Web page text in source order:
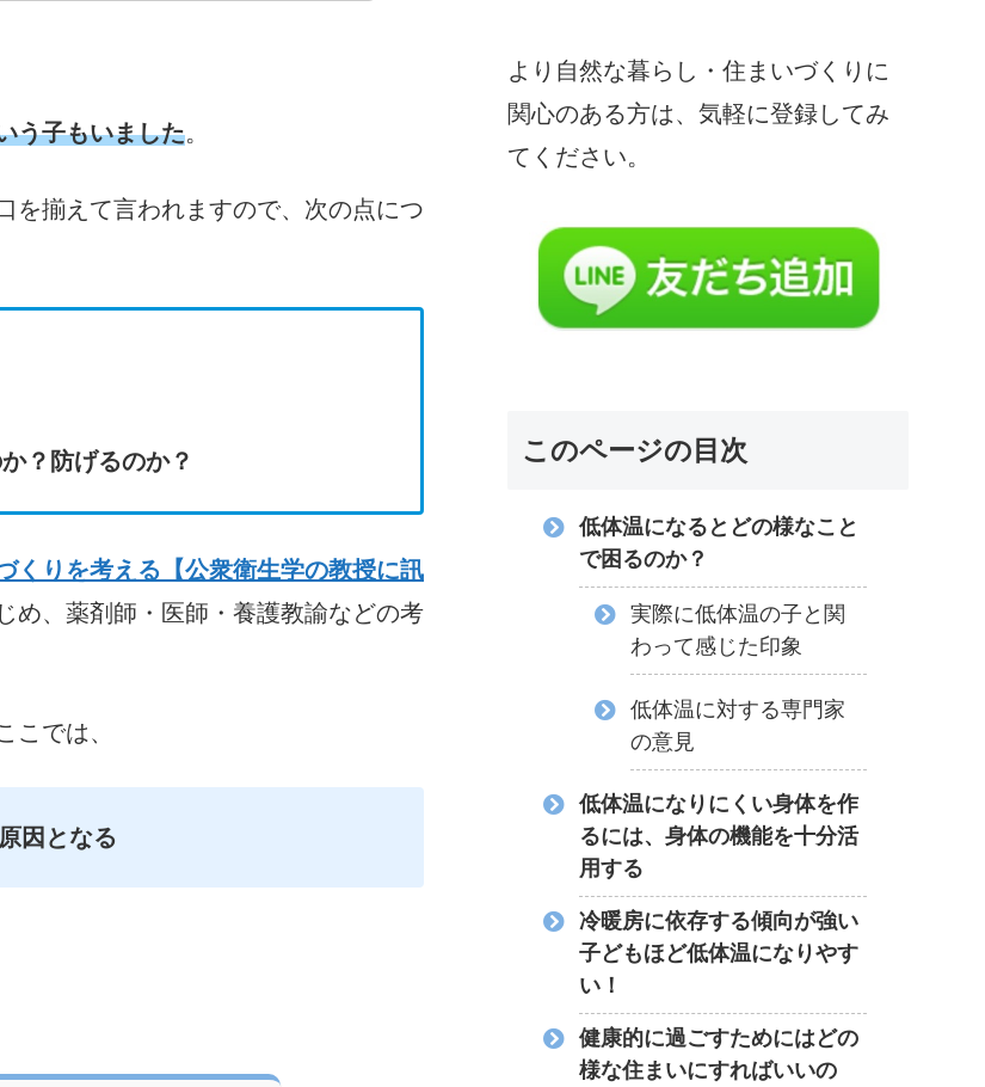
う子もいました。
を揃えて言われますので、次の点につ
？防げるのか？
くりを考える【公衆衛生学の教授に訊
め、薬剤師・医師・養護教諭などの考
こでは、
因となる
より自然な暮らし・住まいづくりに
関心のある方は、気軽に登録してみ
てください。
このページの目次
低体温になるとどの様なこと
で困るのか？
実際に低体温の子と関
わって感じた印象
低体温に対する専門家
の意見
低体温になりにくい身体を作
るには、身体の機能を十分活
用する
冷暖房に依存する傾向が強い
子どもほど低体温になりやす
い！
健康的に過ごすためにはどの
様な住まいにすればいいの